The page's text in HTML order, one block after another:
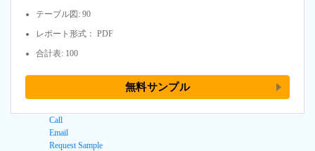
テーブル図: 90
レポート形式： PDF
合計表: 100
無料サンプル
Call
Email
Request Sample